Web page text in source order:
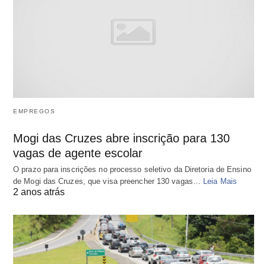
EMPREGOS
Mogi das Cruzes abre inscrição para 130
vagas de agente escolar
O prazo para inscrições no processo seletivo da Diretoria de Ensino
de Mogi das Cruzes, que visa preencher 130 vagas… Leia Mais
2 anos atrás